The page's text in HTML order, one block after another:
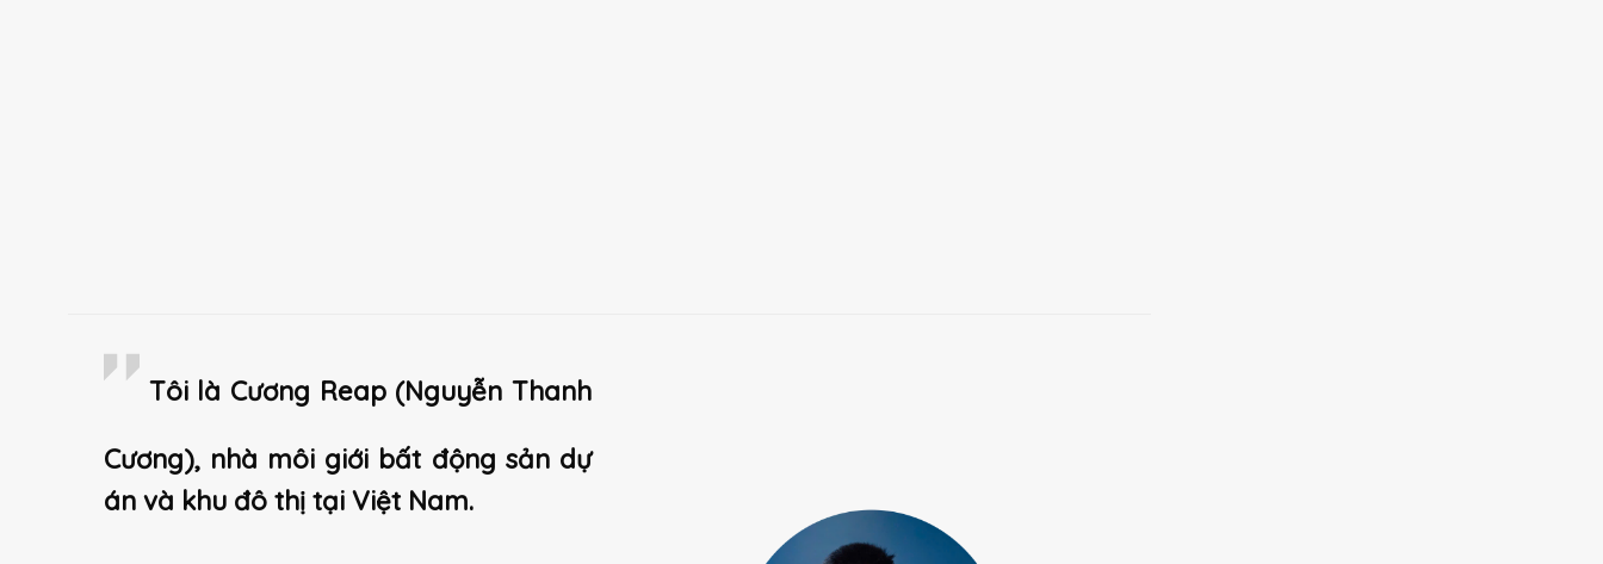
Tôi là Cương Reap (Nguyễn Thanh
Cương), nhà môi giới bất động sản dự
án và khu đô thị tại Việt Nam.